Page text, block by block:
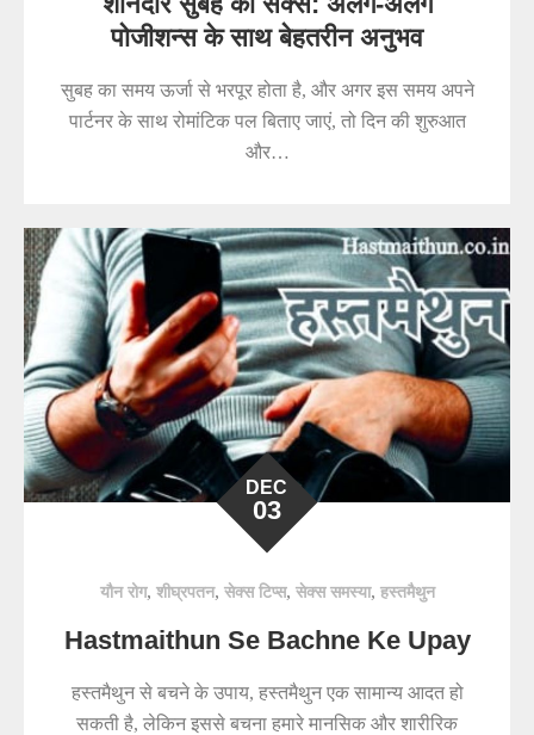
पोजीशन्स के साथ बेहतरीन अनुभव
सुबह का समय ऊर्जा से भरपूर होता है, और अगर इस समय अपने
पार्टनर के साथ रोमांटिक पल बिताए जाएं, तो दिन की शुरुआत
और…
DEC
03
यौन रोग, शीघ्रपतन, सेक्स टिप्स, सेक्स समस्या, हस्तमैथुन
Hastmaithun Se Bachne Ke Upay
हस्तमैथुन से बचने के उपाय, हस्तमैथुन एक सामान्य आदत हो
सकती है, लेकिन इससे बचना हमारे मानसिक और शारीरिक